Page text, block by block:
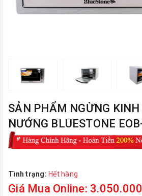
ㅤSẢN PHẨM NGỪNG
NƯỚNG BLUESTONE
Tình trạng: Hết hàng
Giá Mua Online: